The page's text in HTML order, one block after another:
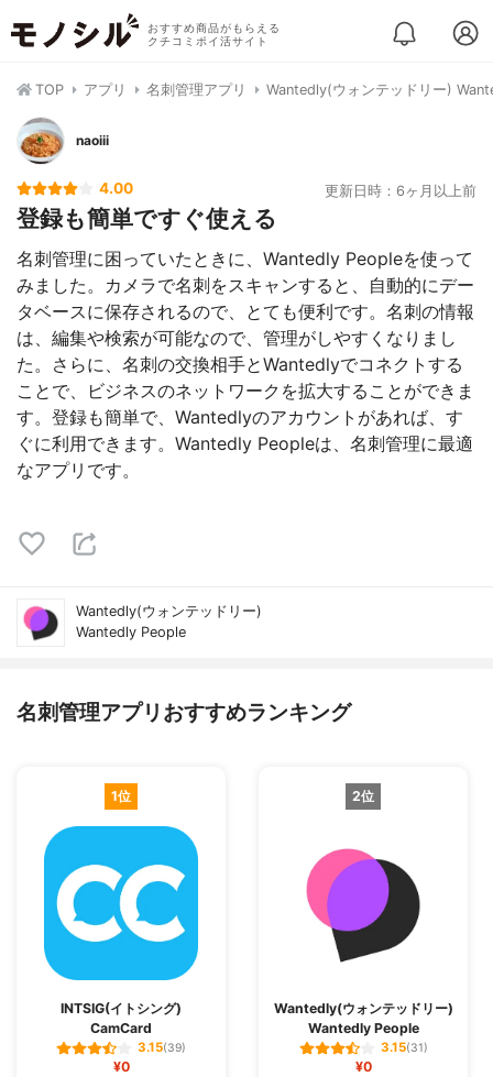
おすすめ商品がもらえる
クチコミポイ活サイト
TOP アプリ 名刺管理アプリ Wantedly(ウォンテッドリー)
naoiii
4.00 更新日時：6ヶ月以上前
登録も簡単ですぐ使える
名刺管理に困っていたときに、Wantedly Peopleを使って
みました。カメラで名刺をスキャンすると、自動的にデー
タベースに保存されるので、とても便利です。名刺の情報
は、編集や検索が可能なので、管理がしやすくなりまし
た。さらに、名刺の交換相手とWantedlyでコネクトする
ことで、ビジネスのネットワークを拡大することができま
す。登録も簡単で、Wantedlyのアカウントがあれば、す
ぐに利用できます。Wantedly Peopleは、名刺管理に最適
なアプリです。
Wantedly(ウォンテッドリー)
Wantedly People
名刺管理アプリおすすめランキング
1位
INTSIG(イトシング)
CamCard
3.15(39)
¥0
2位
Wantedly(ウォンテッドリー)
Wantedly People
3.15(31)
¥0